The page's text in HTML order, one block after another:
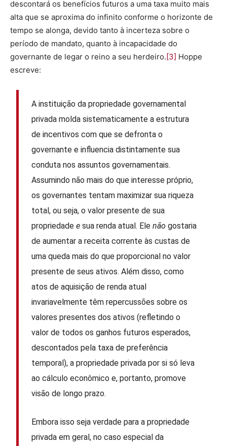
descontará os benefícios futuros a uma taxa muito mais
alta que se aproxima do infinito conforme o horizonte de
tempo se alonga, devido tanto à incerteza sobre o
período de mandato, quanto à incapacidade do
governante de legar o reino a seu herdeiro. [3] Hoppe
escreve:
A instituição da propriedade governamental
privada molda sistematicamente a estrutura
de incentivos com que se defronta o
governante e influencia distintamente sua
conduta nos assuntos governamentais.
Assumindo não mais do que interesse próprio,
os governantes tentam maximizar sua riqueza
total, ou seja, o valor presente de sua
propriedadee sua renda atual. Elenão gostaria
de aumentar a receita corrente às custas de
uma queda mais do que proporcional no valor
presente de seus ativos. Além disso, como
atos de aquisição de renda atual
invariavelmente têm repercussões sobre os
valores presentes dos ativos (refletindo o
valor de todos os ganhos futuros esperados,
descontados pela taxa de preferência
temporal), a propriedade privada por si só leva
ao cálculo econômico e, portanto, promove
visão de longo prazo.
Embora isso seja verdade para a propriedade
privada em geral, no caso especial da